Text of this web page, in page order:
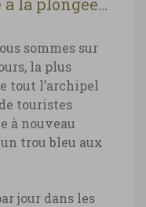
sommes sur
la plus
tout l’archipel
touristes
à nouveau
trou bleu aux
jour dans les